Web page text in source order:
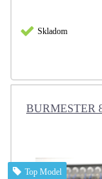
Skladom
BURMESTER
Top Model